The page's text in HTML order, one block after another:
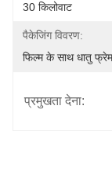
30 किलोवाट
पैकेजिंग विवरण:
फिल्म के साथ धातु फ्रेम
प्रमुखता देना: